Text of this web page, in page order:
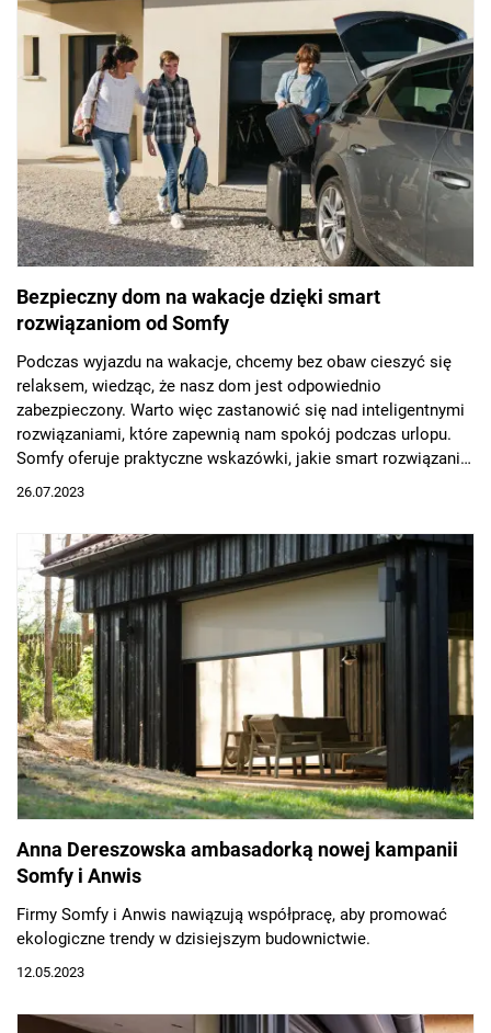
Bezpieczny dom na wakacje dzięki smart
rozwiązaniom od Somfy
Podczas wyjazdu na wakacje, chcemy bez obaw cieszyć się
relaksem, wiedząc, że nasz dom jest odpowiednio
zabezpieczony. Warto więc zastanowić się nad inteligentnymi
rozwiązaniami, które zapewnią nam spokój podczas urlopu.
Somfy oferuje praktyczne wskazówki, jakie smart rozwiązania
najlepiej sprawdzą się w tym celu.
26.07.2023
Anna Dereszowska ambasadorką nowej kampanii
Somfy i Anwis
Firmy Somfy i Anwis nawiązują współpracę, aby promować
ekologiczne trendy w dzisiejszym budownictwie.
12.05.2023